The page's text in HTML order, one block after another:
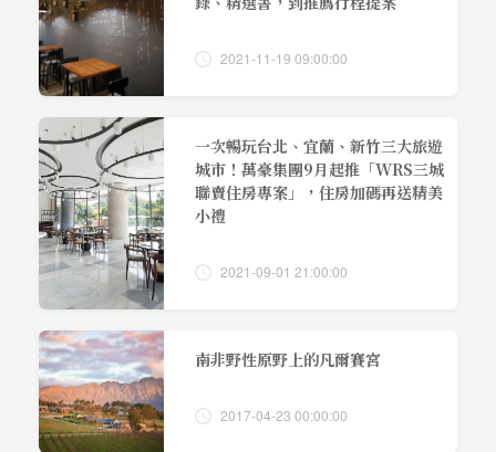
2021-11-19 09:00:00
一次暢玩台北、宜蘭、新竹三大旅遊
城市！萬豪集團9月起推「WRS三城
聯賣住房專案」，住房加碼再送精美
小禮
2021-09-01 21:00:00
南非野性原野上的凡爾賽宮
2017-04-23 00:00:00